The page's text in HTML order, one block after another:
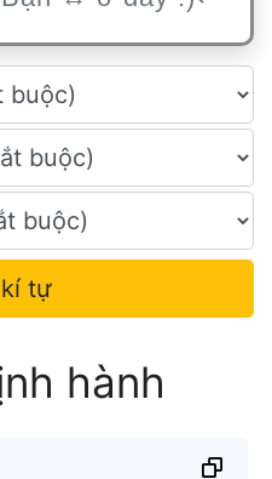
tự
hành